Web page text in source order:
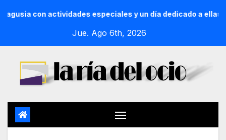
con actividades especiales y un día dedicado a ellas
Jue. Ago 6th, 2026